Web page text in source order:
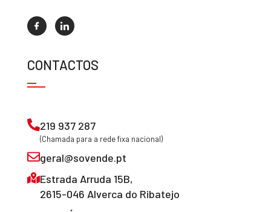
CONTACTOS
219 937 287
(Chamada para a rede fixa nacional)
geral@sovende.pt
Estrada Arruda 15B,
2615-046 Alverca do Ribatejo